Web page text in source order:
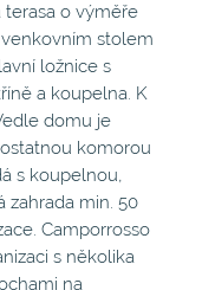
terasa o výměře
stolem
ložnice s
a koupelna. K
domu je
komorou
s koupelnou,
zahrada min. 50
Camporrosso
s několika
na